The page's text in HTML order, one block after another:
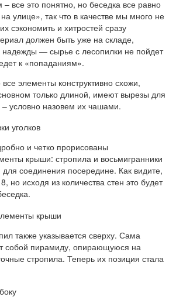
все это понятно, но беседка все равно
улице», так что в качестве мы много не
сэкономить и хитростей сразу
должен быть уже на складе,
надежды — сырье с лесопилки не пойдет
к «попаданиям».
элементы конструктивно схожи,
только длиной, имеют вырезы для
– условно назовем их чашами.
и четко прорисованы
крыши: стропила и восьмигранники
соединения посередине. Как видите,
но исходя из количества стен это будет
также указывается сверху. Сама
собой пирамиду, опирающуюся на
стропила. Теперь их позиция стала